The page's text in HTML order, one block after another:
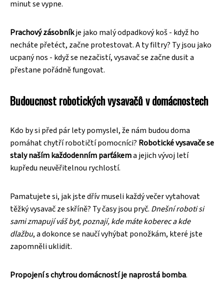
minut se vypne.
Prachový zásobníkje jako malý odpadkový koš - když ho
necháte přetéct, začne protestovat. A ty filtry? Ty jsou jako
ucpaný nos - když se nezačistí, vysavač se začne dusit a
přestane pořádně fungovat.
Budoucnost robotických vysavačů v domácnostech
Kdo by si před pár lety pomyslel, že nám budou doma
pomáhat chytří robotičtí pomocníci? Robotické vysavače se
staly naším každodenním parťákema jejich vývoj letí
kupředu neuvěřitelnou rychlostí.
Pamatujete si, jak jste dřív museli každý večer vytahovat
těžký vysavač ze skříně? Ty časy jsou pryč. Dnešní roboti si
sami zmapují váš byt, poznají, kde máte koberec a kde
dlažbu, a dokonce se naučí vyhýbat ponožkám, které jste
zapomněli uklidit.
Propojení s chytrou domácností je naprostá bomba.